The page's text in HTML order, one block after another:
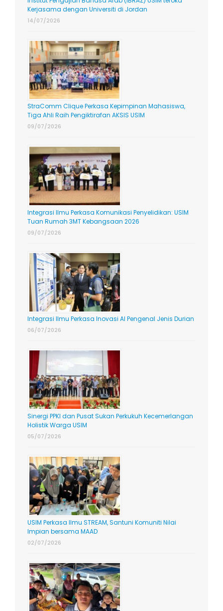
Kerjasama dengan Universiti di Jordan
14/07/2026
StraComm Clique Perkasa Kepimpinan Mahasiswa,
Tiga Ahli Raih Pengiktirafan AKSIS USIM
09/07/2026
Integrasi Ilmu Perkasa Komunikasi Penyelidikan: USIM
Tuan Rumah 3MT Kebangsaan 2026
09/07/2026
Integrasi Ilmu Perkasa Inovasi AI Pengenal Jenis Durian
06/07/2026
Sinergi PPKI dan Pusat Sukan Perkukuh Kecemerlangan
Holistik Warga USIM
05/07/2026
USIM Perkasa Ilmu STREAM, Santuni Komuniti Nilai
Impian bersama MAAD
02/07/2026